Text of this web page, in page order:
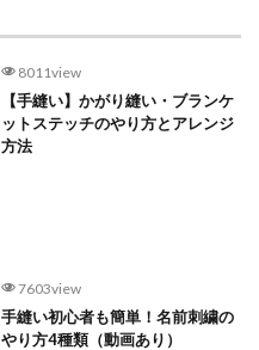
8011view
【手縫い】かがり縫い・ブランケ
ットステッチのやり方とアレンジ
方法
7603view
手縫い初心者も簡単！名前刺繍の
やり方4種類（動画あり）